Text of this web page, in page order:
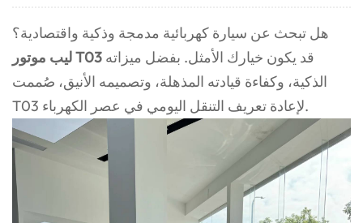
هل تبحث عن سيارة كهربائية مدمجة وذكية واقتصادية؟
ليب موتور T03
الذكية، وكفاءة قيادته المذهلة، وتصميمه الأنيق، صُممت
T03 لإعادة تعريف التنقل اليومي في عصر الكهرباء.